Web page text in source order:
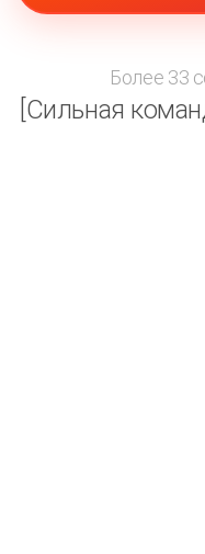
Более 33
[Сильная